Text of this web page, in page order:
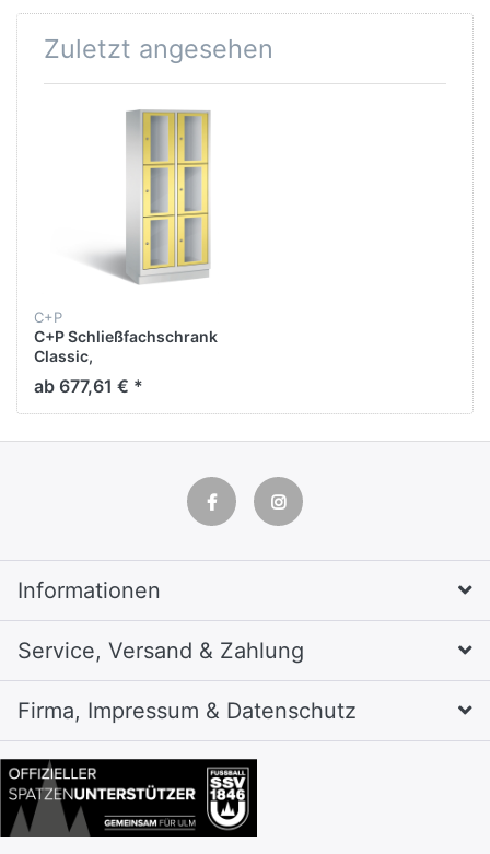
Zuletzt angesehen
C+P
C+P Schließfachschrank
Classic,
H1800xB810xT500mm
ab 677,61 € *
Informationen
Service, Versand & Zahlung
Firma, Impressum & Datenschutz